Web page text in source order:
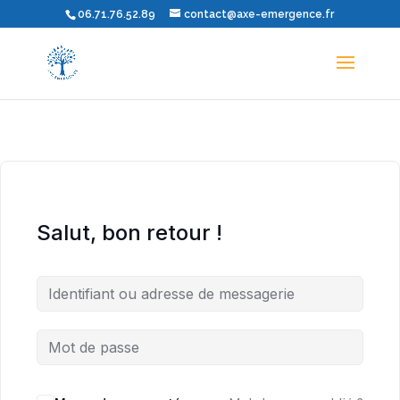
06.71.76.52.89 contact@axe-emergence.fr
Salut, bon retour !